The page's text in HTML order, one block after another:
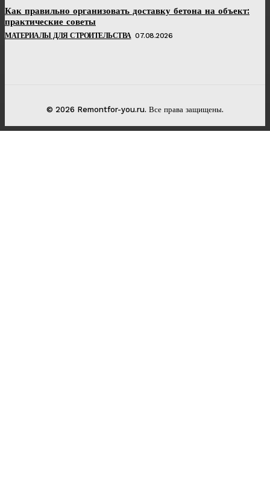
Как правильно организовать доставку бетона на объект:
практические советы
МАТЕРИАЛЫ ДЛЯ СТРОИТЕЛЬСТВА 07.08.2026
© 2026 Remontfor-you.ru. Все права защищены.